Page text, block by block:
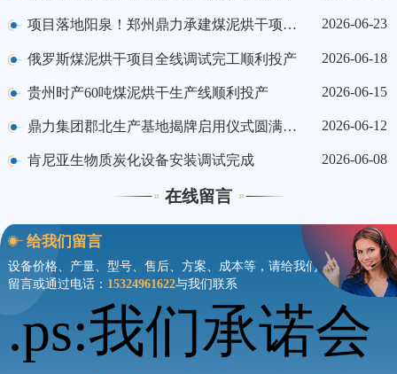
项目落地阳泉！郑州鼎力承建煤泥烘干项目顺利投产 2026-06-23
俄罗斯煤泥烘干项目全线调试完工顺利投产 2026-06-18
贵州时产60吨煤泥烘干生产线顺利投产 2026-06-15
鼎力集团郡北生产基地揭牌启用仪式圆满举行 2026-06-12
肯尼亚生物质炭化设备安装调试完成 2026-06-08
在线留言
给我们留言
设备价格、产量、型号、售后、方案、成本等，请给我们
留言或通过电话： 15324961622与我们联系
.ps:我们承诺会